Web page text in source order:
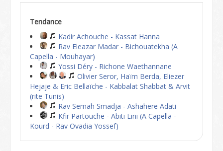
Tendance
Kadir Achouche - Kassat Hanna
Rav Eleazar Madar - Bichouatekha (A
Capella - Mouhayar)
Yossi Déry - Richone Waethannane
Olivier Seror, Haïm Berda, Eliezer
Hejaje & Eric Bellaïche - Kabbalat Shabbat & Arvit
(rite Tunis)
Rav Semah Smadja - Ashahere Adati
Kfir Partouche - Abiti Eini (A Capella -
Kourd - Rav Ovadia Yossef)